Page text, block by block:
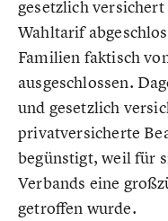
gesetzlich
Wahltarif
Familien faktisch
ausgeschlossen.
und gesetzlich
privatversicherte
begünstigt, weil für
Verbands eine
getroffen wurde.